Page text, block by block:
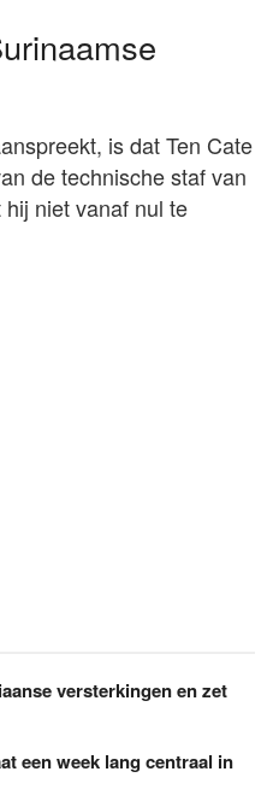
is dat Ten Cate
de technische staf van
niet vanaf nul te
versterkingen en zet
een week lang centraal in